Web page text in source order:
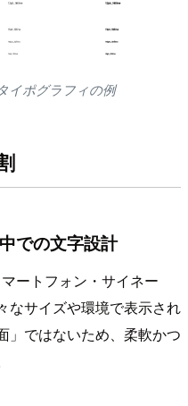
イポグラフィの例
での文字設計
ートフォン・サイネー
なサイズや環境で表示され
」ではないため、柔軟かつ